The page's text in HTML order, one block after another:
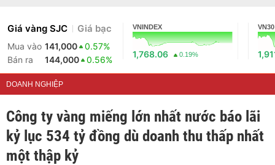
Giá vàng SJC Giá bạc
Mua vào 141,000
0.57%
Bán ra
144,000 0.56%
VNINDEX
1,768.06 0.19%
VN30
DOANH NGHIỆP
Công ty vàng miếng lớn nhất nước báo lãi
kỷ lục 534 tỷ đồng dù doanh thu thấp nhất
một thập kỷ